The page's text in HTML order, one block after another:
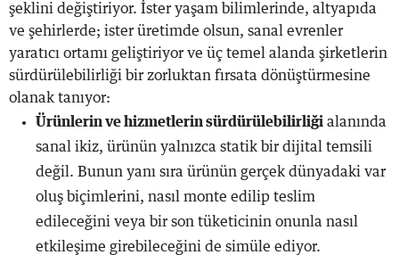
şeklini değiştiriyor. İster yaşam bilimlerinde, altyapıda
ve şehirlerde; ister üretimde olsun, sanal evrenler
yaratıcı ortamı geliştiriyor ve üç temel alanda şirketlerin
sürdürülebilirliği bir zorluktan fırsata dönüştürmesine
olanak tanıyor:
Ürünlerin ve hizmetlerin sürdürülebilirliği alanında
sanal ikiz, ürünün yalnızca statik bir dijital temsili
değil. Bunun yanı sıra ürünün gerçek dünyadaki var
oluş biçimlerini, nasıl monte edilip teslim
edileceğini veya bir son tüketicinin onunla nasıl
etkileşime girebileceğini de simüle ediyor.